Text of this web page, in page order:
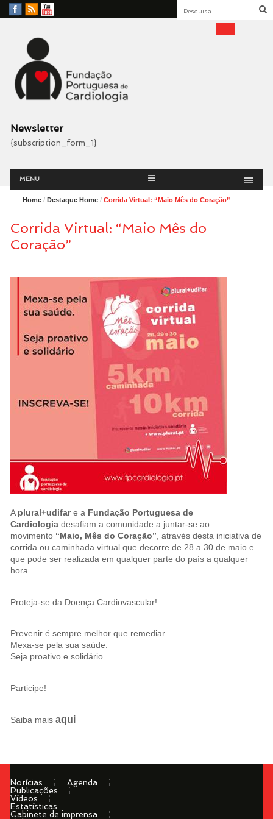
Facebook
RSS
YouTube
Fundação Portuguesa
Cardiologia
Newsletter
{subscription_form_1}
Menu
MENU
Home/ Destaque Home/ Corrida Virtual: “Maio Mês do Coração”
Corrida Virtual: “Maio Mês do
Coração”
A plural+udifare a Fundação Portuguesa de
Cardiologiadesafiam a comunidade a juntar-se ao
movimento “Maio, Mês do Coração”, através desta iniciativa de
corrida ou caminhada virtual que decorre de 28 a 30 de maio e
que pode ser realizada em qualquer parte do país a qualquer
hora.
Proteja-se da Doença Cardiovascular!
Prevenir é sempre melhor que remediar.
Mexa-se pela sua saúde.
Seja proativo e solidário.
Participe!
Saiba mais aqui
Notícias
Agenda
Publicações
Vídeos
Estatísticas
Gabinete de imprensa